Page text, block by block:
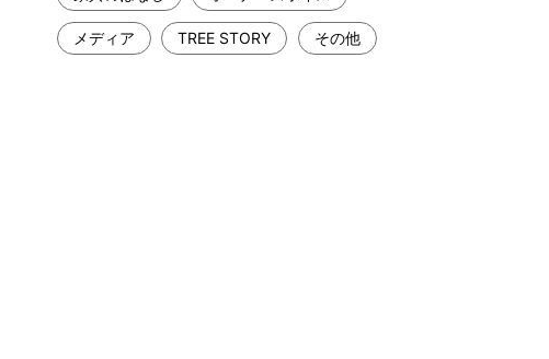
メディア TREE STORY その他